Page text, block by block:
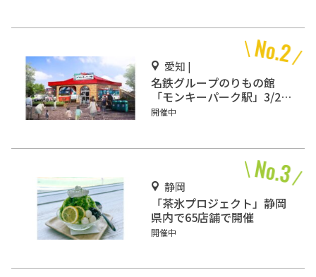
愛知 |
名鉄グループのりもの館
「モンキーパーク駅」3/2オ
ープン
開催中
静岡
「茶氷プロジェクト」静岡
県内で65店舗で開催
開催中